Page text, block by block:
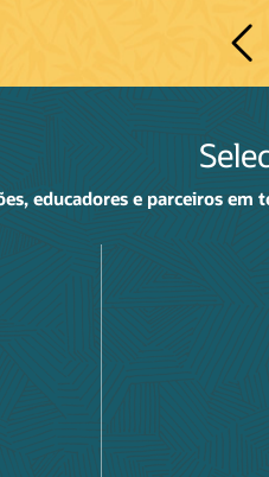
Previous
educadores e parceiros